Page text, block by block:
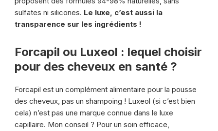
sulfates ni silicones. Le luxe, c’est aussi la
transparence sur les ingrédients !
Forcapil ou Luxeol : lequel choisir
pour des cheveux en santé ?
Forcapil est un complément alimentaire pour la pousse
des cheveux, pas un shampoing ! Luxeol (si c’est bien
cela) n’est pas une marque connue dans le luxe
capillaire. Mon conseil ? Pour un soin efficace,